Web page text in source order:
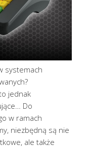
systemach
jednak
Do
w ramach
niezbędną są nie
ale także